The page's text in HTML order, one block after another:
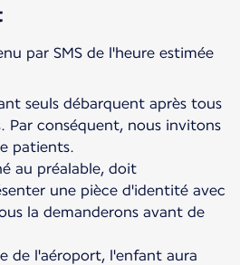
par SMS de l'heure estimée
seuls débarquent après tous
Par conséquent, nous invitons
patients.
au préalable, doit
une pièce d'identité avec
la demanderons avant de
de l'aéroport, l'enfant aura